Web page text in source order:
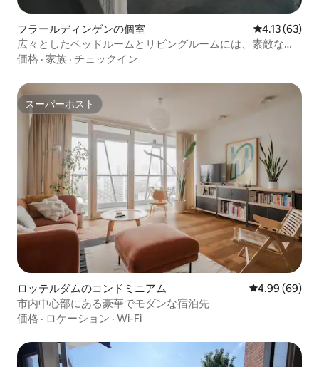
フラールディンゲンの個室 レビュー63
4.13 (63)
広々としたベッドルームとリビングルームには、素敵なバ
ルコニーがあります。
価格 · 家族 · チェックイン
スーパーホスト
スーパーホスト
ロッテルダムのコンドミニアム レビュー69件
4.99 (69)
市内中心部にある豪華でモダンな宿泊先
価格 · ロケーション · Wi-Fi